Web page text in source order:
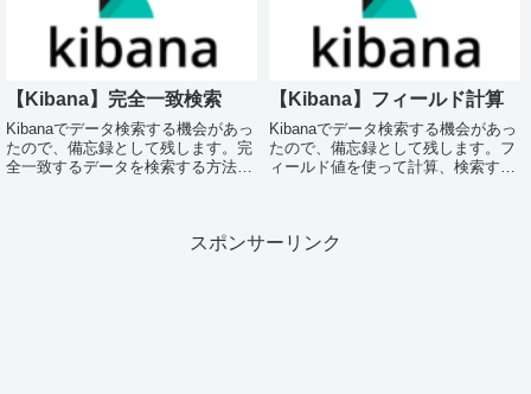
【Kibana】完全一致検索
Kibanaでデータ検索する機会があっ
たので、備忘録として残します。完
全一致するデータを検索する方法で
【Kibana】フィールド計算
Kibanaでデータ検索する機会があっ
たので、備忘録として残します。フ
ィールド値を使って計算、検索する
することで検...
スポンサーリンク